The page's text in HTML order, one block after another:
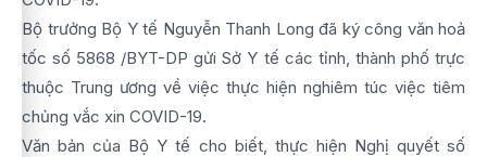
Bộ trưởng Bộ Y tế Nguyễn Thanh Long đã ký công văn hoả
tốc số 5868 /BYT-DP gửi Sở Y tế các tỉnh, thành phố trực
thuộc Trung ương về việc thực hiện nghiêm túc việc tiêm
chủng vắc xin COVID-19.
Văn bản của Bộ Y tế cho biết, thực hiện Nghị quyết số